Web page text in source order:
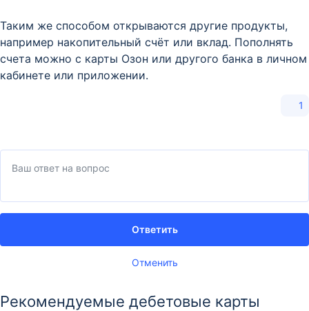
Таким же способом открываются другие продукты,
например накопительный счёт или вклад. Пополнять
счета можно с карты Озон или другого банка в личном
кабинете или приложении.
1
Отменить
Ответить
Рекомендуемые дебетовые карты